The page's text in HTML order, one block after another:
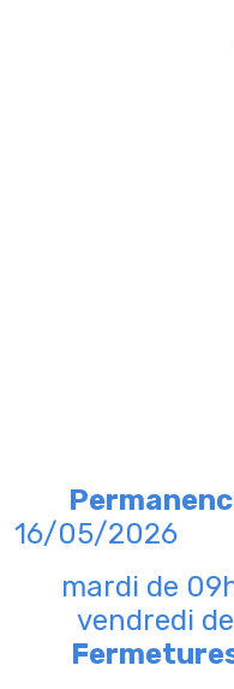
16/05/2026
mardi de
vendredi